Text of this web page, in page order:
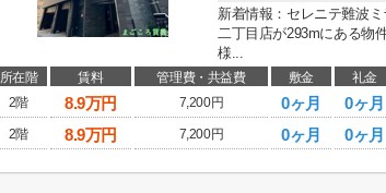
新着情報：セレニテ難波
二丁目店が293mにある物
様...
所在階 賃料 管理費・共益費 敷金 礼金
2階
8.9万円 7,200円 0ヶ月 0ヶ月
2階
8.9万円 7,200円 0ヶ月 0ヶ月